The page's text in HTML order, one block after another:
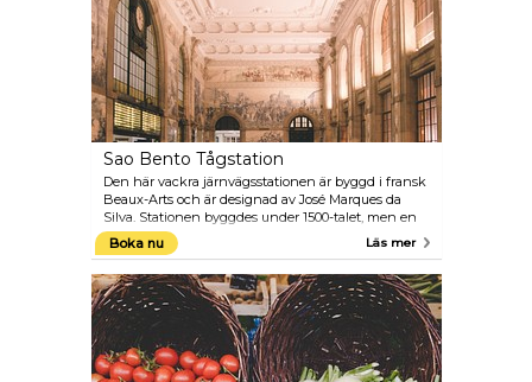
Sao Bento Tågstation
Den här vackra järnvägsstationen är byggd i fransk
Beaux-Arts och är designad av José Marques da
Silva. Stationen byggdes under 1500-talet, men en
ombyggnation stod färdig år 1916.
Boka nu Läs mer